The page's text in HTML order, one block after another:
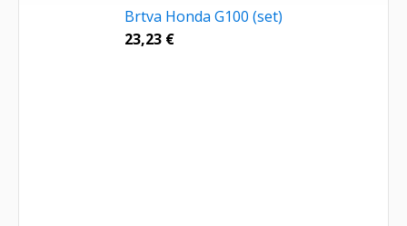
Brtva Honda G100 (set)
23,23 €